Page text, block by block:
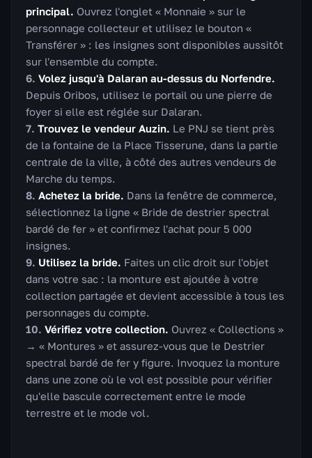
principal. Ouvrez l'onglet « Monnaie » sur le
personnage collecteur et utilisez le bouton «
Transférer » : les insignes sont disponibles aussitôt
sur l'ensemble du compte.
Volez jusqu'à Dalaran au-dessus du Norfendre.
Depuis Oribos, utilisez le portail ou une pierre de
foyer si elle est réglée sur Dalaran.
Trouvez le vendeur Auzin. Le PNJ se tient près
de la fontaine de la Place Tisserune, dans la partie
centrale de la ville, à côté des autres vendeurs de
Marche du temps.
Achetez la bride. Dans la fenêtre de commerce,
sélectionnez la ligne « Bride de destrier spectral
bardé de fer » et confirmez l'achat pour 5 000
insignes.
Utilisez la bride. Faites un clic droit sur l'objet
dans votre sac : la monture est ajoutée à votre
collection partagée et devient accessible à tous les
personnages du compte.
Vérifiez votre collection. Ouvrez « Collections »
→ « Montures » et assurez-vous que le Destrier
spectral bardé de fer y figure. Invoquez la monture
dans une zone où le vol est possible pour vérifier
qu'elle bascule correctement entre le mode
terrestre et le mode vol.